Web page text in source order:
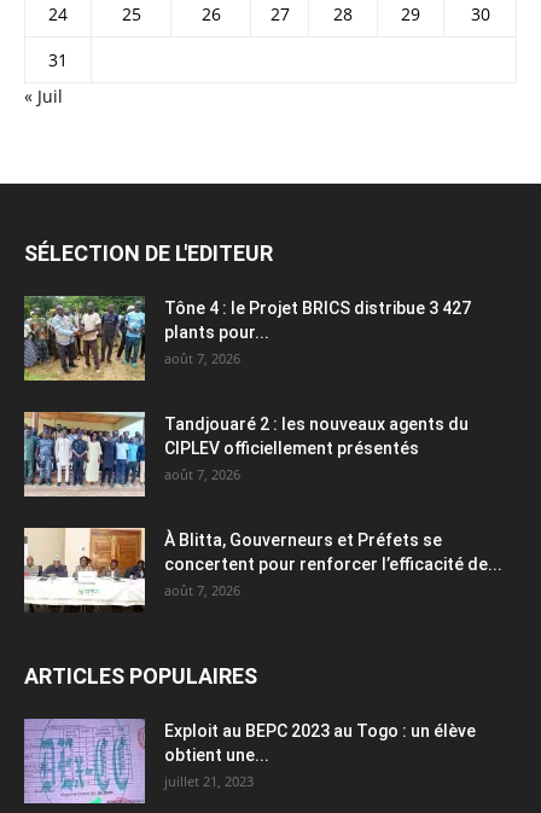
24
25 26 27 28 29
30
31
« Juil
SÉLECTION DE L'EDITEUR
Tône 4 : le Projet BRICS distribue 3 427
plants pour...
août 7, 2026
Tandjouaré 2 : les nouveaux agents du
CIPLEV officiellement présentés
août 7, 2026
À Blitta, Gouverneurs et Préfets se
concertent pour renforcer l’efficacité de...
août 7, 2026
ARTICLES POPULAIRES
Exploit au BEPC 2023 au Togo : un élève
obtient une...
juillet 21, 2023